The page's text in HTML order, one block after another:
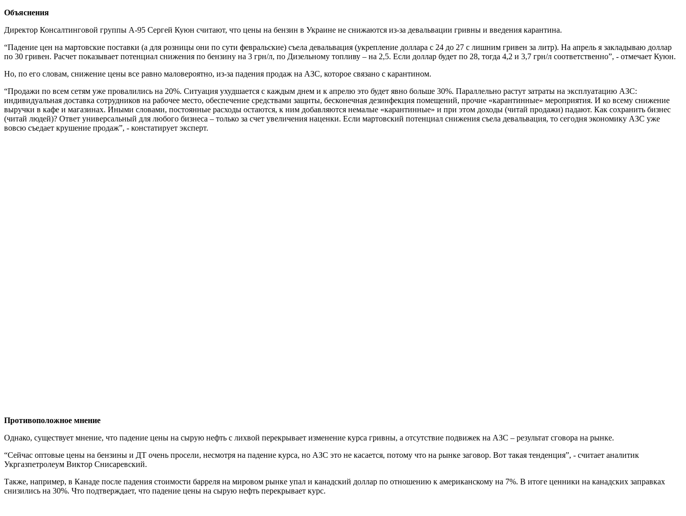
Объяснения
Директор Консалтинговой группы А-95 Сергей Куюн считают, что цены на бензин в Украине не снижаются из-за девальвации гривны и введения карантина.
“Падение цен на мартовские поставки (а для розницы они по сути февральские) съела девальвация (укрепление доллара с 24 до 27 с лишним гривен за литр). На апрель я закладываю доллар
по 30 гривен. Расчет показывает потенциал снижения по бензину на 3 грн/л, по Дизельному топливу – на 2,5. Если доллар будет по 28, тогда 4,2 и 3,7 грн/л соответственно”, - отмечает Куюн.
Но, по его словам, снижение цены все равно маловероятно, из-за падения продаж на АЗС, которое связано с карантином.
“Продажи по всем сетям уже провалились на 20%. Ситуация ухудшается с каждым днем и к апрелю это будет явно больше 30%. Параллельно растут затраты на эксплуатацию АЗС:
индивидуальная доставка сотрудников на рабочее место, обеспечение средствами защиты, бесконечная дезинфекция помещений, прочие «карантинные» мероприятия. И ко всему снижение
выручки в кафе и магазинах. Иными словами, постоянные расходы остаются, к ним добавляются немалые «карантинные» и при этом доходы (читай продажи) падают. Как сохранить бизнес
(читай людей)? Ответ универсальный для любого бизнеса – только за счет увеличения наценки. Если мартовский потенциал снижения съела девальвация, то сегодня экономику АЗС уже
вовсю съедает крушение продаж”, - констатирует эксперт.
Противоположное мнение
Однако, существует мнение, что падение цены на сырую нефть с лихвой перекрывает изменение курса гривны, а отсутствие подвижек на АЗС – результат сговора на рынке.
“Сейчас оптовые цены на бензины и ДТ очень просели, несмотря на падение курса, но АЗС это не касается, потому что на рынке заговор. Вот такая тенденция”, - считает аналитик
Укргазпетролеум Виктор Снисаревский.
Также, например, в Канаде после падения стоимости барреля на мировом рынке упал и канадский доллар по отношению к американскому на 7%. В итоге ценники на канадских заправках
снизились на 30%. Что подтверждает, что падение цены на сырую нефть перекрывает курс.